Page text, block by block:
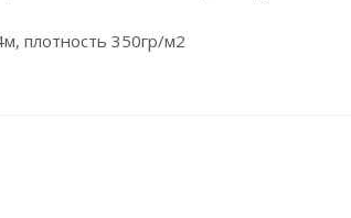
плотность 350гр/м2